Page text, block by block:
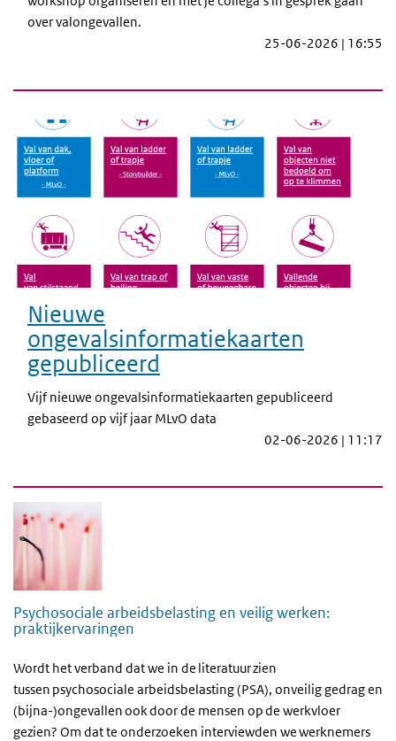
over valongevallen.
25-06-2026 | 16:55
Nieuwe
ongevalsinformatiekaarten
gepubliceerd
Vijf nieuwe ongevalsinformatiekaarten gepubliceerd
gebaseerd op vijf jaar MLvO data
02-06-2026 | 11:17
Psychosociale arbeidsbelasting en veilig werken:
praktijkervaringen
Wordt het verband dat we in de literatuur zien
tussen psychosociale arbeidsbelasting (PSA), onveilig gedrag en
(bijna-)ongevallen ook door de mensen op de werkvloer
gezien? Om dat te onderzoeken interviewden we werknemers